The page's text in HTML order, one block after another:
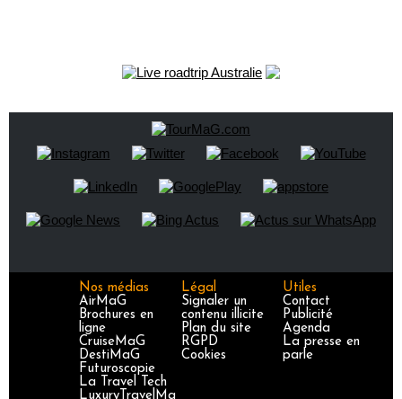
Nos médias
AirMaG
Brochures en
ligne
CruiseMaG
DestiMaG
Futuroscopie
La Travel Tech
LuxuryTravelMa
Légal
Signaler un
contenu illicite
Plan du site
RGPD
Cookies
Utiles
Contact
Publicité
Agenda
La presse en
parle